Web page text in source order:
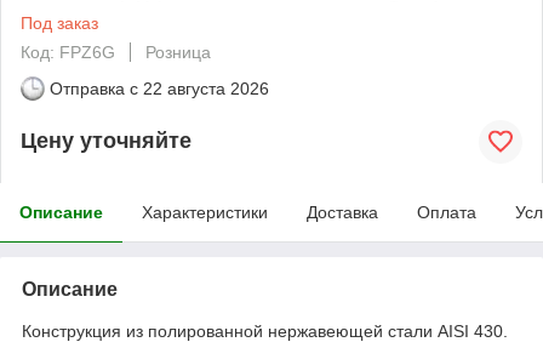
Под заказ
Код: FPZ6G
Розница
Отправка с 22 августа 2026
Цену уточняйте
Описание Характеристики Доставка Оплата
Описание
Конструкция из полированной нержавеющей стали AISI 430.